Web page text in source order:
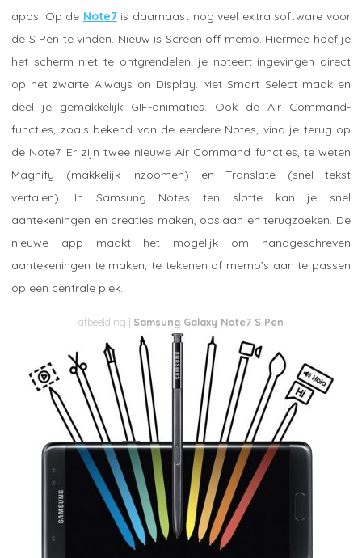
apps. Op de Note7is daarnaast nog veel extra software voor
de S Pen te vinden. Nieuw is Screen off memo. Hiermee hoef je
het scherm niet te ontgrendelen; je noteert ingevingen direct
op het zwarte Always on Display. Met Smart Select maak en
deel je gemakkelijk GIF-animaties. Ook de Air Command-
functies, zoals bekend van de eerdere Notes, vind je terug op
de Note7. Er zijn twee nieuwe Air Command functies, te weten
Magnify (makkelijk inzoomen) en Translate (snel tekst
vertalen). In Samsung Notes ten slotte kan je snel
aantekeningen en creaties maken, opslaan en terugzoeken. De
nieuwe app maakt het mogelijk om handgeschreven
aantekeningen te maken, te tekenen of memo’s aan te passen
op een centrale plek.
Samsung Galaxy Note7 S Pen